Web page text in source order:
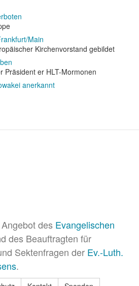
Main
Kirchenvorstand gebildet
Präsident er HLT-Mormonen
anerkannt
des Evangelischen
des Beauftragten für
Sektenfragen der Ev.-Luth.
.